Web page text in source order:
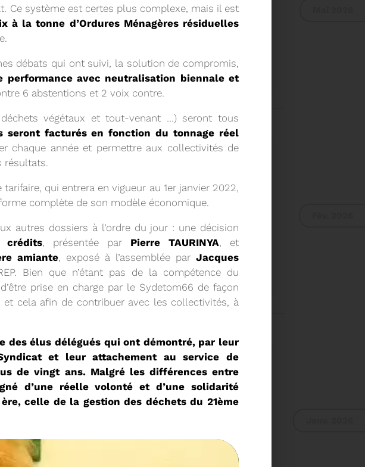
SYNDICAL DU SYDETOM66
DU MERCREDI 27 MAI A 9H30
Voir plus
2026
SÉANCE DU COMITÉ SYNDICAL
Voir plus
01/2026
Ce système est certes plus complexe, mais il est
à la tonne d’Ordures Ménagères résiduelles
débats qui ont suivi, la solution de compromis,
performance avec neutralisation biennale et
6 abstentions et 2 voix contre.
végétaux et tout-venant …) seront tous
seront facturés en fonction du tonnage réel
chaque année et permettre aux collectivités de
résultats.
qui entrera en vigueur au 1erjanvier 2022,
complète de son modèle économique.
autres dossiers à l’ordre du jour : une décision
crédits, présentée par Pierre TAURINYA, et
amiante, exposé à l’assemblée parJacques
Bien que n’étant pas de la compétence du
prise en charge par le Sydetom66 de façon
et cela afin de contribuer avec les collectivités, à
des élus délégués qui ont démontré, par leur
et leur attachement au service de
de vingt ans. Malgré les différences entre
d’une réelle volonté et d’une solidarité
celle de la gestion des déchets du 21ème